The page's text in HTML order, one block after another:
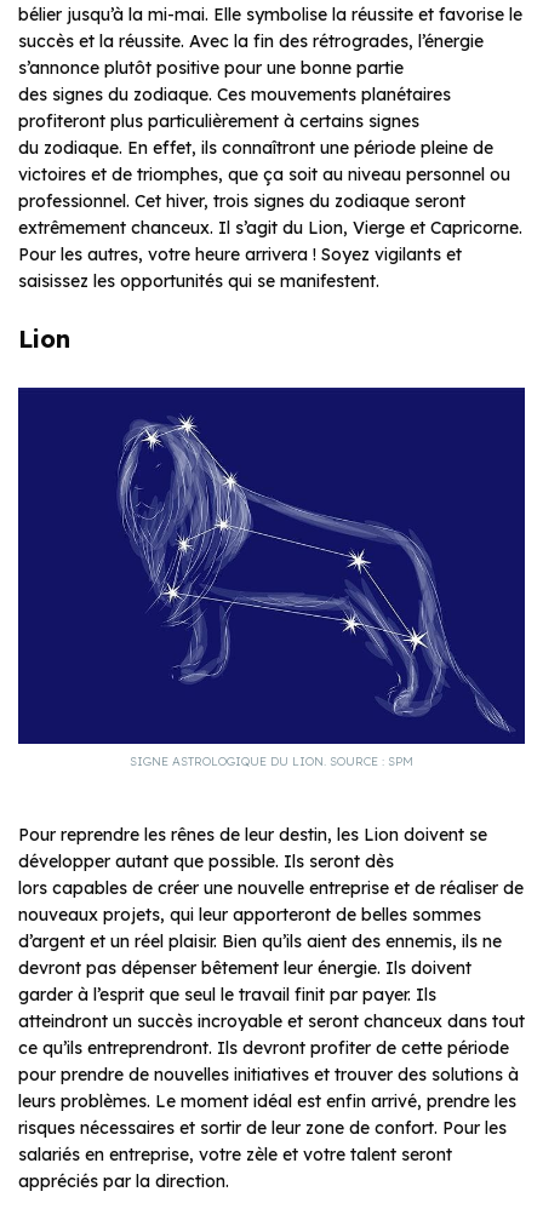
bélier jusqu’à la mi-mai. Elle symbolise la réussite et favorise le
succès et la réussite. Avec la fin des rétrogrades, l’énergie
s’annonce plutôt positive pour une bonne partie
des signes du zodiaque. Ces mouvements planétaires
profiteront plus particulièrement à certains signes
du zodiaque. En effet, ils connaîtront une période pleine de
victoires et de triomphes, que ça soit au niveau personnel ou
professionnel. Cet hiver, trois signes du zodiaque seront
extrêmement chanceux. Il s’agit du Lion, Vierge et Capricorne.
Pour les autres, votre heure arrivera ! Soyez vigilants et
saisissez les opportunités qui se manifestent.
Lion
SIGNE ASTROLOGIQUE DU LION. SOURCE : SPM
Pour reprendre les rênes de leur destin, les Lion doivent se
développer autant que possible. Ils seront dès
lors capables de créer une nouvelle entreprise et de réaliser de
nouveaux projets, qui leur apporteront de belles sommes
d’argent et un réel plaisir. Bien qu’ils aient des ennemis, ils ne
devront pas dépenser bêtement leur énergie. Ils doivent
garder à l’esprit que seul le travail finit par payer. Ils
atteindront un succès incroyable et seront chanceux dans tout
ce qu’ils entreprendront. Ils devront profiter de cette période
pour prendre de nouvelles initiatives et trouver des solutions à
leurs problèmes. Le moment idéal est enfin arrivé, prendre les
risques nécessaires et sortir de leur zone de confort. Pour les
salariés en entreprise, votre zèle et votre talent seront
appréciés par la direction.